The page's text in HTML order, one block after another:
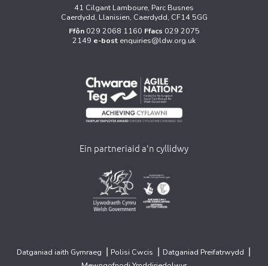
41 Cilgant Lamboure, Parc Busnes
Caerdydd, Llanisien, Caerdydd, CF14 5GG
Ffôn 029 2068 1160 Ffacs 029 2075
2149 e-bost enquiries@ldw.org.uk
Ein partneriaid a'n cyllidwy
Datganiad iaith Gymraeg Polisi Cwcis Datganiad Preifatrwydd